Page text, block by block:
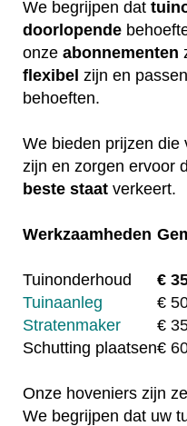
We begrijpen dat
doorlopende
onze abonnementen
flexibel zijn en
behoeften.
We bieden prijzen die
zijn en zorgen ervoor
beste staat verkeert.
Werkzaamheden
Tuinonderhoud €
Tuinaanleg
€
Stratenmaker
€
Schutting plaatsen€
Onze hoveniers zijn
We begrijpen dat uw